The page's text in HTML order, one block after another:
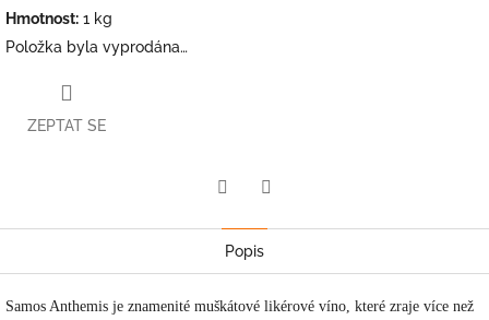
Hmotnost: 1 kg
Položka byla vyprodána…
ZEPTAT SE
Popis
Samos Anthemis je znamenité muškátové likérové víno, které zraje více než